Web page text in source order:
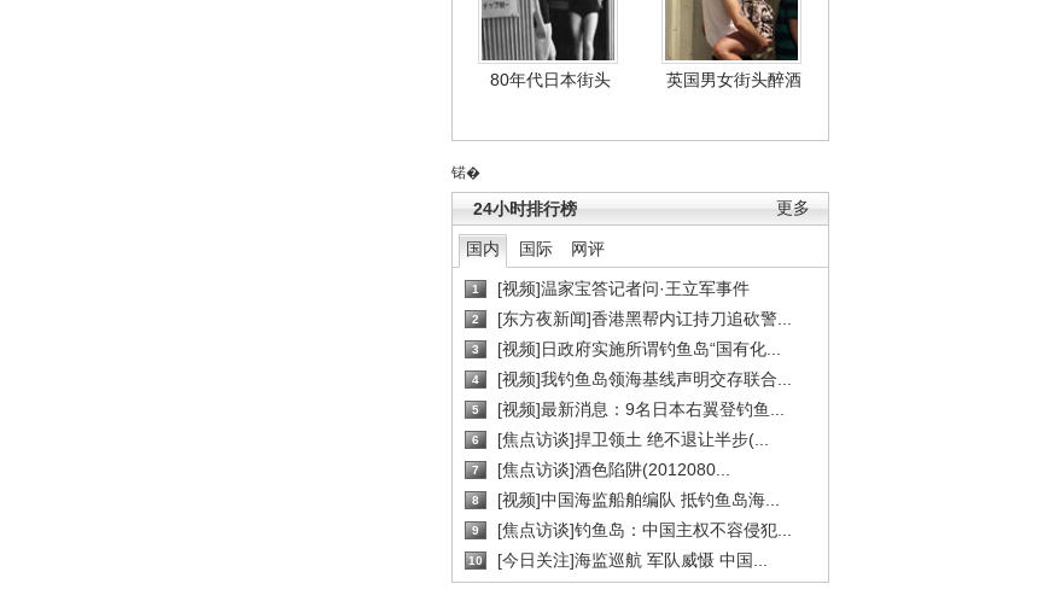
80年代日本街头 英国男女街头醉酒
锘�
更多
24小时排行榜
国内 国际 网评
1 [视频]温家宝答记者问·王立军事件
2 [东方夜新闻]香港黑帮内讧持刀追砍警...
3 [视频]日政府实施所谓钓鱼岛“国有化...
4 [视频]我钓鱼岛领海基线声明交存联合...
5 [视频]最新消息：9名日本右翼登钓鱼...
6 [焦点访谈]捍卫领土 绝不退让半步(...
7 [焦点访谈]酒色陷阱(2012080...
8 [视频]中国海监船舶编队 抵钓鱼岛海...
9 [焦点访谈]钓鱼岛：中国主权不容侵犯...
10 [今日关注]海监巡航 军队威慑 中国...